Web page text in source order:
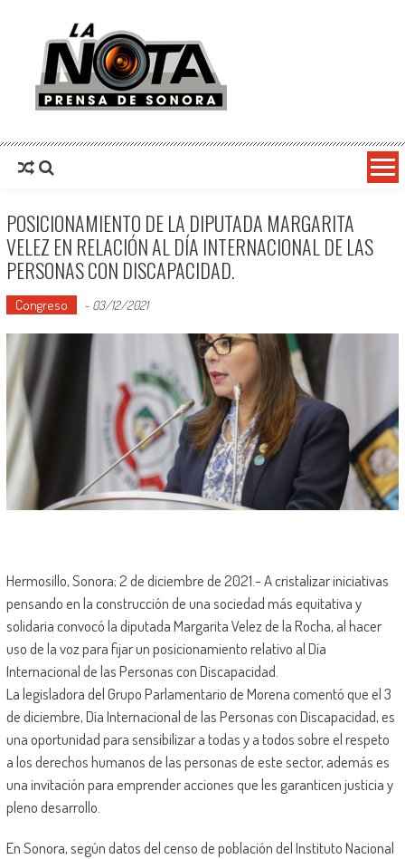
La Nota Prensa De Sonora
POSICIONAMIENTO DE LA DIPUTADA MARGARITA
VELEZ EN RELACIÓN AL DÍA INTERNACIONAL DE LAS
PERSONAS CON DISCAPACIDAD.
Congreso - 03/12/2021
Hermosillo, Sonora; 2 de diciembre de 2021.- A cristalizar iniciativas
pensando en la construcción de una sociedad más equitativa y
solidaria convocó la diputada Margarita Velez de la Rocha, al hacer
uso de la voz para fijar un posicionamiento relativo al Día
Internacional de las Personas con Discapacidad.
La legisladora del Grupo Parlamentario de Morena comentó que el 3
de diciembre, Día Internacional de las Personas con Discapacidad, es
una oportunidad para sensibilizar a todas y a todos sobre el respeto
a los derechos humanos de las personas de este sector, además es
una invitación para emprender acciones que les garanticen justicia y
pleno desarrollo.
En Sonora, según datos del censo de población del Instituto Nacional